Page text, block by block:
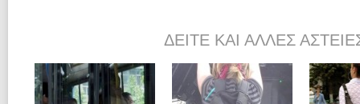
ΔΕΊΤΕ ΚΑΙ ΆΛΛΕΣ